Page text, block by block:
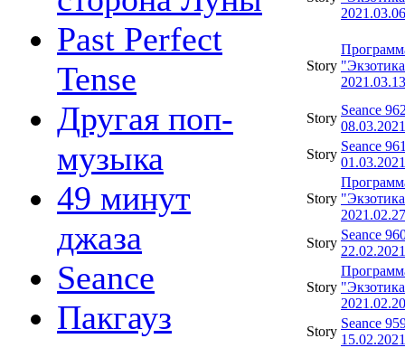
Past Perfect
Tense
Другая поп-
музыка
49 минут
джаза
Seance
Пакгауз
2021.03.06
Story
2021.03.13
Story
Seance
08.03.2021
Story
Seance
01.03.2021
Story
2021.02.27
Story
Seance
22.02.2021
Story
2021.02.20
Story
Seance
15.02.2021